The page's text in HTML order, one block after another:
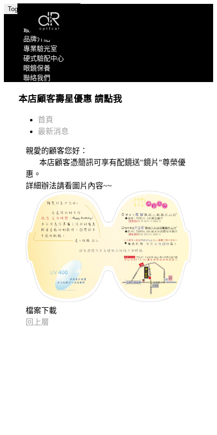
Toggle navigation
關於我們
最新消息
品牌介紹
專業驗光室
硬式驗配中心
眼鏡保養
聯絡我們
本店顧客壽星優惠 請點我
首頁
最新消息
親愛的顧客您好：
本店顧客憑簡訊可享有配鏡送"鏡片"尊榮優
惠。
詳細辦法請看圖片內容~~
檔案下載
回上層